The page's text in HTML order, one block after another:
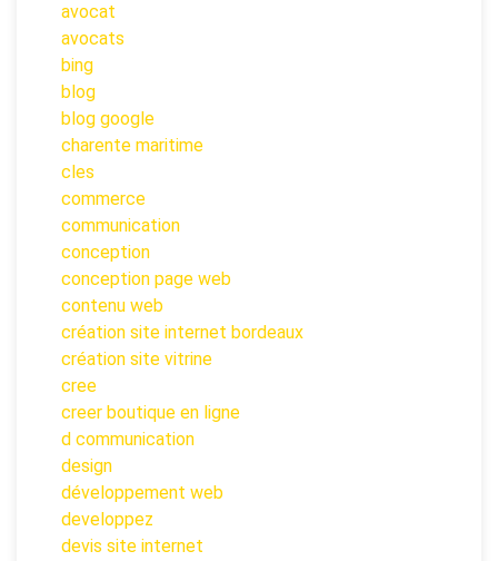
avocat
avocats
bing
blog
blog google
charente maritime
cles
commerce
communication
conception
conception page web
contenu web
création site internet bordeaux
création site vitrine
cree
creer boutique en ligne
d communication
design
développement web
developpez
devis site internet